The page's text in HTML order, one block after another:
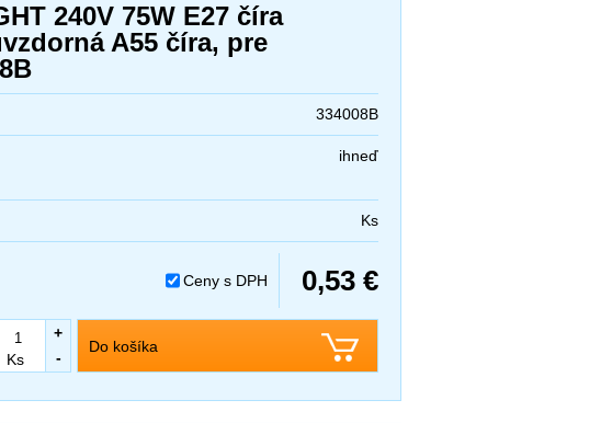
240V 75W E27 číra
A55 číra, pre
334008B
ihneď
Ks
Ceny s DPH 0,53 €
Do košíka
-
Ks
+